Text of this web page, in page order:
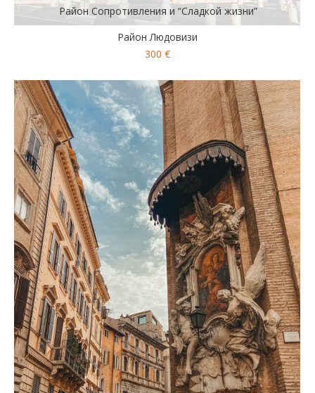
Район Сопротивления и “Сладкой жизни”
Район Людовизи
300 €